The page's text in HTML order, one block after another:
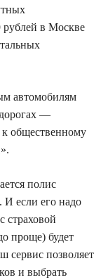
рублей в Москве
автомобилям
—
общественному
полис
если его надо
страховой
проще) будет
позволяет
и выбрать